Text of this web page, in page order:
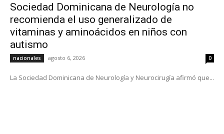
Sociedad Dominicana de Neurología no
recomienda el uso generalizado de
vitaminas y aminoácidos en niños con
autismo
nacionales agosto 6, 2026 0
La Sociedad Dominicana de Neurología y Neurocirugía afirmó que...